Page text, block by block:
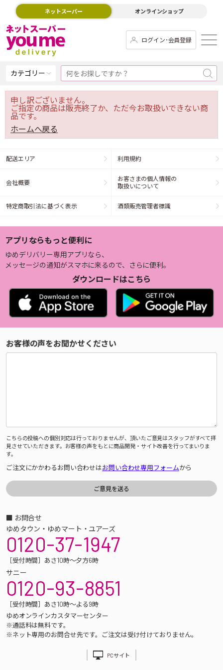
ネットスーパー オンラインショップ
ログイン･会員登録
カテゴリー
申し訳ございません。
ご指定の商品は販売終了か、ただ今お取扱いできない商
品です。
ホームへ戻る
配送エリア 利用規約
会社概要
お客さまの個人情報の
取扱いについて
特定商取引法に基づく表示 酒類販売管理者標識
アプリならもっと便利に
ゆめデリバリー専用アプリなら、
メッセージの通知がスマホに来るので、さらに便利。
ダウンロードはこちら
お客様の声をお聞かせください
こちらの投稿への個別対応は行っておりませんが、頂いたご意見はスタッフがすべて拝
見させていただきます。お客様の声をもとに商品開発・サイト改善を行ってまいりま
す。
ご注文にかかわるお問い合わせはお問い合わせ専用フォームから
■ お問合せ
ゆめタウン・ゆめマート・ユアーズ
0120-37-1947
［受付時間］あさ10時～夕方6時
サニー
0120-93-8851
［受付時間］あさ10時～よる9時
ゆめオンラインカスタマーセンター
※通話料は無料です。
※ネット専用のお問合せ先です。ご注文は受け付けておりません。
PCサイト